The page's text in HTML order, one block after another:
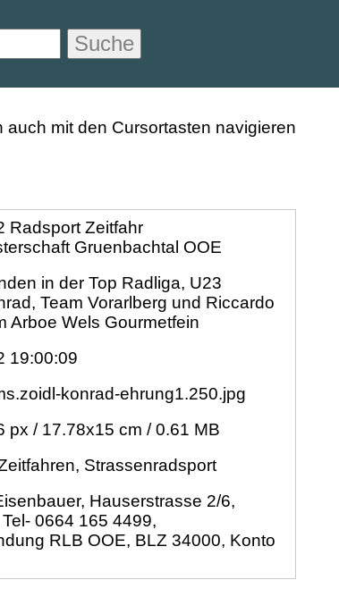
Suche
Radsport Zeitfahr
Gruenbachtal OOE
in der Top Radliga, U23
Team Vorarlberg und Riccardo
Arboe Wels Gourmetfein
19:00:09
konrad-ehrung1.250.jpg
px / 17.78x15 cm / 0.61 MB
Strassenradsport
Hauserstrasse 2/6,
0664 165 4499,
RLB OOE, BLZ 34000, Konto